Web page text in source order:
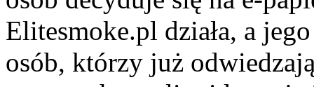
Elitesmoke.pl działa, a
osób, którzy już